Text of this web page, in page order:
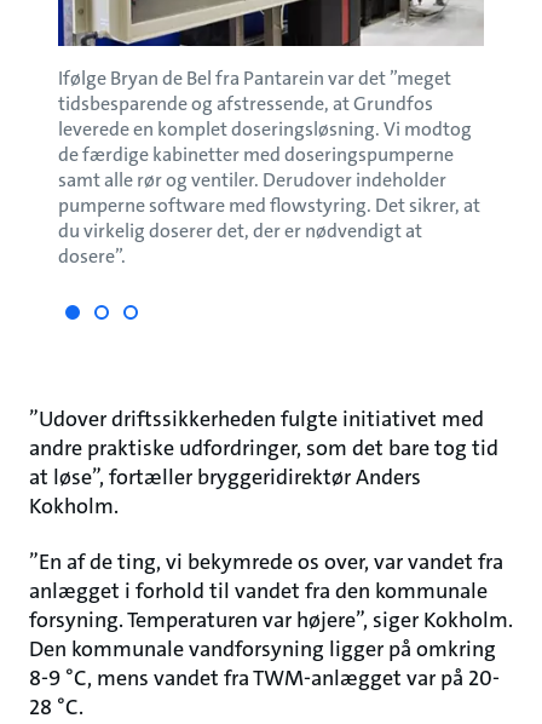
Ifølge Bryan de Bel fra Pantarein var det ”meget
tidsbesparende og afstressende, at Grundfos
leverede en komplet doseringsløsning. Vi modtog
de færdige kabinetter med doseringspumperne
samt alle rør og ventiler. Derudover indeholder
pumperne software med flowstyring. Det sikrer, at
du virkelig doserer det, der er nødvendigt at
dosere”.
”Udover driftssikkerheden fulgte initiativet med
andre praktiske udfordringer, som det bare tog tid
at løse”, fortæller bryggeridirektør Anders
Kokholm.
”En af de ting, vi bekymrede os over, var vandet fra
anlægget i forhold til vandet fra den kommunale
forsyning. Temperaturen var højere”, siger Kokholm.
Den kommunale vandforsyning ligger på omkring
8-9 °C, mens vandet fra TWM-anlægget var på 20-
28 °C.